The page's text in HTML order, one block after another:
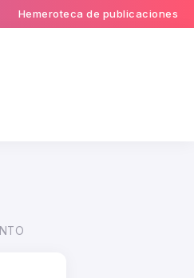
Hemeroteca de publicaciones